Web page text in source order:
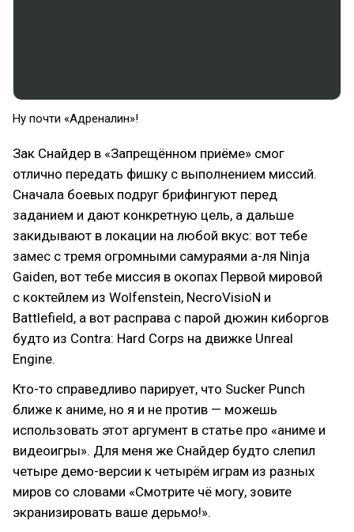
Ну почти «Адреналин»!
Зак Снайдер в «Запрещённом приёме» смог
отлично передать фишку с выполнением миссий.
Сначала боевых подруг брифингуют перед
заданием и дают конкретную цель, а дальше
закидывают в локации на любой вкус: вот тебе
замес с тремя огромными самураями а-ля Ninja
Gaiden, вот тебе миссия в окопах Первой мировой
с коктейлем из Wolfenstein, NecroVisioN и
Battlefield, а вот расправа с парой дюжин киборгов
будто из Contra: Hard Corps на движке Unreal
Engine.
Кто-то справедливо парирует, что Sucker Punch
ближе к аниме, но я и не против — можешь
использовать этот аргумент в статье про «аниме и
видеоигры». Для меня же Снайдер будто слепил
четыре демо-версии к четырём играм из разных
миров со словами «Смотрите чё могу, зовите
экранизировать ваше дерьмо!».